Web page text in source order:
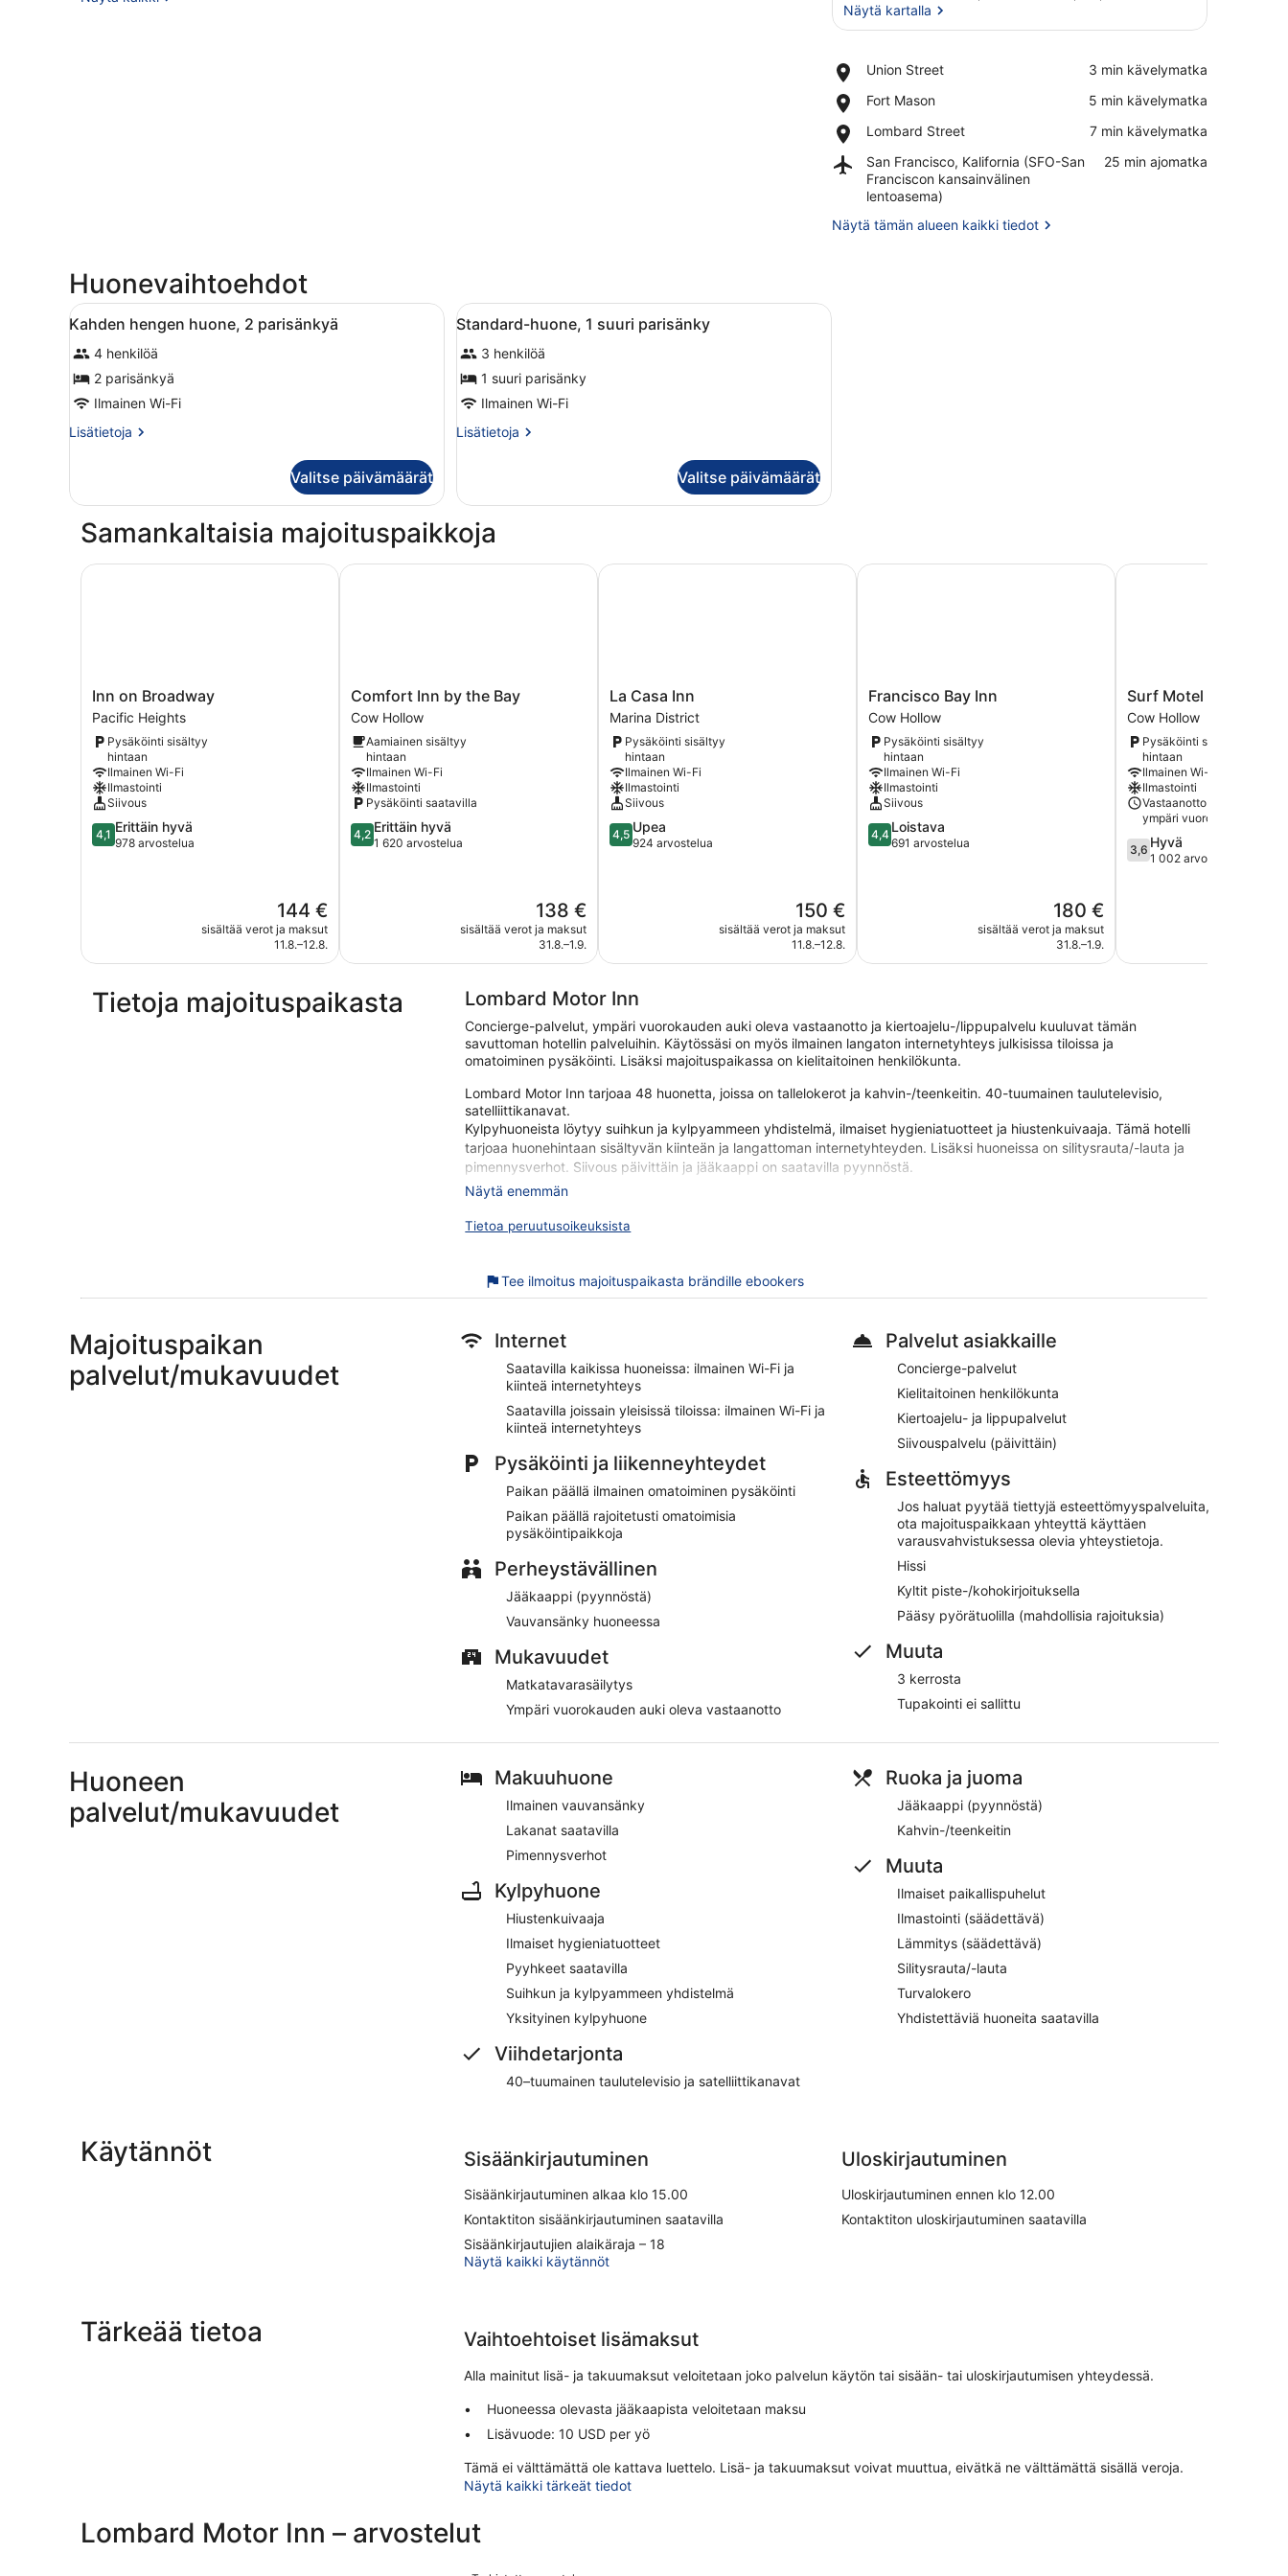
Näytä kartalla
Union Street
Place,
Street
‪3 min kävelymatka‬
Fort Mason
Place,
Mason
‪5 min kävelymatka‬
Lombard Street
Place,
Street
‪7 min kävelymatka‬
San Francisco, Kalifornia (SFO-San
Franciscon kansainvälinen
lentoasema)
Airport,
San
Francisco,
(SFO-
‪25 min ajomatka‬
Näytä tämän alueen kaikki tiedot
Huonevaihtoehdot
Avaa
kaikki
huonetyypin
Kahden
hengen
huone,
kuvat
Kahden hengen huone, 2 parisänkyä | Tallelokero huoneessa, pimennysverhot, silitysrauta/-lauta
10
Kahden hengen huone, 2 parisänkyä
4 henkilöä
2 parisänkyä
Ilmainen Wi-Fi
Lisätietoja
Lisätietoja
huone,
parisänkyä
Valitse päivämäärät
Avaa
kaikki
huonetyypin
Standard-
huone,
1
suuri
kuvat
Standard-huone, 1 suuri parisänky | Tallelokero huoneessa, pimennysverhot, silitysrauta/-lauta
8
Standard-huone, 1 suuri parisänky
3 henkilöä
1 suuri parisänky
Ilmainen Wi-Fi
Lisätietoja
Lisätietoja
1
parisänky
Valitse päivämäärät
Samankaltaisia majoituspaikkoja
Inn
on
Broadway
Pacific
Heights
Inn on Broadway
Pacific Heights
Pysäköinti sisältyy
hintaan
Ilmainen Wi-Fi
Ilmastointi
Siivous
4.1
kautta
4,1 Erittäin hyvä
978 arvostelua
Hinta
on
144 €
144 €
sisältää verot ja maksut
11.8.–12.8.
Inn on Broadway
Comfort
Inn
by
the
Bay
Cow
Hollow
Comfort Inn by the Bay
Cow Hollow
Aamiainen sisältyy
hintaan
Ilmainen Wi-Fi
Ilmastointi
Pysäköinti saatavilla
4.2
kautta
4,2 Erittäin hyvä
1 620 arvostelua
Hinta
on
138 €
138 €
sisältää verot ja maksut
31.8.–1.9.
Comfort Inn by the Bay
La
Casa
Inn
Marina
District
La Casa Inn
Marina District
Pysäköinti sisältyy
hintaan
Ilmainen Wi-Fi
Ilmastointi
Siivous
4.5
kautta
4,5 Upea
924 arvostelua
Hinta
on
150 €
150 €
sisältää verot ja maksut
11.8.–12.8.
La Casa Inn
Francisco
Bay
Inn
Cow
Hollow
Francisco Bay Inn
Cow Hollow
Pysäköinti sisältyy
hintaan
Ilmainen Wi-Fi
Ilmastointi
Siivous
4.4
kautta
4,4 Loistava
691 arvostelua
Hinta
on
180 €
180 €
sisältää verot ja maksut
31.8.–1.9.
Francisco Bay Inn
Surf
Motel
Cow
Hollow
Surf Motel
Cow Hollow
Pysäköinti sisältyy
hintaan
Ilmainen Wi-Fi
Ilmastointi
Vastaanotto avoinna
ympäri vuorokauden
3.6
kautta
3,6 Hyvä
1 002 arvostelua
Surf Motel
Tietoja majoituspaikasta Lombard Motor Inn
Concierge-palvelut, ympäri vuorokauden auki oleva vastaanotto ja kiertoajelu-/lippupalvelu kuuluvat tämän
savuttoman hotellin palveluihin. Käytössäsi on myös ilmainen langaton internetyhteys julkisissa tiloissa ja
omatoiminen pysäköinti. Lisäksi majoituspaikassa on kielitaitoinen henkilökunta.
Lombard Motor Inn tarjoaa 48 huonetta, joissa on tallelokerot ja kahvin-/teenkeitin. 40-tuumainen taulutelevisio,
satelliittikanavat.
Kylpyhuoneista löytyy suihkun ja kylpyammeen yhdistelmä, ilmaiset hygieniatuotteet ja hiustenkuivaaja. Tämä hotelli
tarjoaa huonehintaan sisältyvän kiinteän ja langattoman internetyhteyden. Lisäksi huoneissa on silitysrauta/-lauta ja
pimennysverhot. Siivous päivittäin ja jääkaappi on saatavilla pyynnöstä.
Lombard Motor Inn sijaitsee vain lyhyen kävelymatkan päässä kohteesta Lombard Street. Majoituspaikka tarjoaa
asiakkailleen esimerkiksi ilmaisen Wi-Fi-yhteyden yleisissä tiloissa, ilmaisen omatoimisen pysäköinnin ja concierge-
palvelut.
Ilmainen omatoiminen pysäköinti
Sijaitsee 10 minuutin kävelymatkan päässä kohteista Lombard Street ja Ghirardelli Square (ostoskeskus)
Lombard Motor Inn tarjoaa asiakkaiden käyttöön kielitaitoisen henkilökunnan, kiertoajelu- tai lippupalvelun ja
concierge-palvelut. Yleisissä tiloissa on ilmainen Wi-Fi ja kiinteä internetyhteys. Rajoitettuja pysäköintipaikkoja on
saatavilla.
Tämä hotelli on savuton.
Näytä enemmän
Tietoa peruutusoikeuksista
Tee ilmoitus majoituspaikasta brändille ebookers
Majoituspaikan
palvelut/mukavuudet
Internet
Saatavilla kaikissa huoneissa: ilmainen Wi-Fi ja
kiinteä internetyhteys
Saatavilla joissain yleisissä tiloissa: ilmainen Wi-Fi ja
kiinteä internetyhteys
Pysäköinti ja liikenneyhteydet
Paikan päällä ilmainen omatoiminen pysäköinti
Paikan päällä rajoitetusti omatoimisia
pysäköintipaikkoja
Perheystävällinen
Jääkaappi (pyynnöstä)
Vauvansänky huoneessa
Mukavuudet
Matkatavarasäilytys
Ympäri vuorokauden auki oleva vastaanotto
Palvelut asiakkaille
Concierge-palvelut
Kielitaitoinen henkilökunta
Kiertoajelu- ja lippupalvelut
Siivouspalvelu (päivittäin)
Esteettömyys
Jos haluat pyytää tiettyjä esteettömyyspalveluita,
ota majoituspaikkaan yhteyttä käyttäen
varausvahvistuksessa olevia yhteystietoja.
Hissi
Kyltit piste-/kohokirjoituksella
Pääsy pyörätuolilla (mahdollisia rajoituksia)
Muuta
3 kerrosta
Tupakointi ei sallittu
Huoneen
palvelut/mukavuudet
Makuuhuone
Ilmainen vauvansänky
Lakanat saatavilla
Pimennysverhot
Kylpyhuone
Hiustenkuivaaja
Ilmaiset hygieniatuotteet
Pyyhkeet saatavilla
Suihkun ja kylpyammeen yhdistelmä
Yksityinen kylpyhuone
Viihdetarjonta
40–tuumainen taulutelevisio ja satelliittikanavat
Ruoka ja juoma
Jääkaappi (pyynnöstä)
Kahvin-/teenkeitin
Muuta
Ilmaiset paikallispuhelut
Ilmastointi (säädettävä)
Lämmitys (säädettävä)
Silitysrauta/-lauta
Turvalokero
Yhdistettäviä huoneita saatavilla
Käytännöt Sisäänkirjautuminen
Sisäänkirjautuminen alkaa klo 15.00
Kontaktiton sisäänkirjautuminen saatavilla
Sisäänkirjautujien alaikäraja – 18
Uloskirjautuminen
Uloskirjautuminen ennen klo 12.00
Kontaktiton uloskirjautuminen saatavilla
Näytä kaikki käytännöt
Tärkeää tietoa Vaihtoehtoiset lisämaksut
Alla mainitut lisä- ja takuumaksut veloitetaan joko palvelun käytön tai sisään- tai uloskirjautumisen yhteydessä.
Huoneessa olevasta jääkaapista veloitetaan maksu
Lisävuode: 10 USD per yö
Tämä ei välttämättä ole kattava luettelo. Lisä- ja takuumaksut voivat muuttua, eivätkä ne välttämättä sisällä veroja.
Näytä kaikki tärkeät tiedot
Lombard Motor Inn – arvostelut